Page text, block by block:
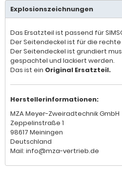
Explosionszeichnungen
Das Ersatzteil ist passend für
Der Seitendeckel ist für die
Der Seitendeckel ist grundiert
gespachtel und lackiert werden.
Das ist ein Original Ersatzteil.
Herstellerinformationen:
MZA Meyer-Zweiradtechnik GmbH
Zeppelinstraße 1
98617 Meiningen
Deutschland
Mail: info@mza-vertrieb.de